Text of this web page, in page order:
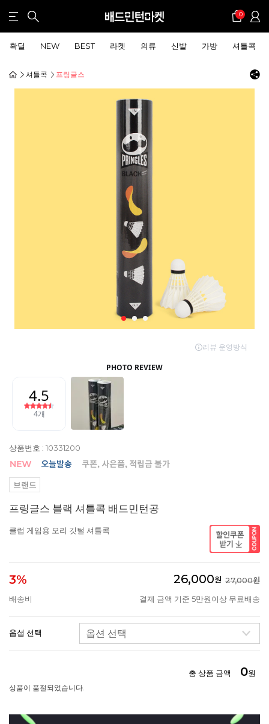
0
확딜 NEW BEST 라켓 의류 신발 가방 셔틀콕
셔틀콕 프링글스
상품번호 : 10331200
브랜드
프링글스 블랙 셔틀콕 배드민턴공
클럽 게임용 오리 깃털 셔틀콕
3% 26,000원 27,000원
배송비
결제 금액 기준 5만원이상 무료배송
옵셥 선택
총 상품 금액 0원
상품이 품절되었습니다.